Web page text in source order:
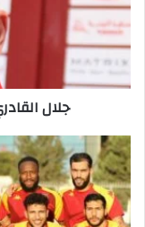
قيادة
هذا
الفريق
جلال
الترجي
يواجه
ديكيداها
الصومالي
ذهابا